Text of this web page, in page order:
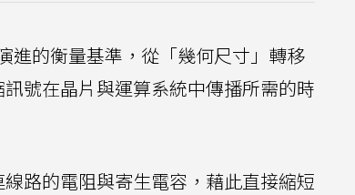
進的衡量基準，從「幾何尺寸」轉移
號在晶片與運算系統中傳播所需的時
路的電阻與寄生電容，藉此直接縮短